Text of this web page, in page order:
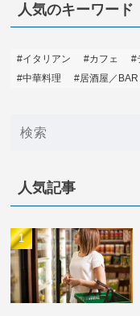
人気のキーワード
#イタリアン #カフェ #
#中華料理
#居酒屋／BAR
人気記事